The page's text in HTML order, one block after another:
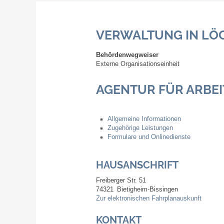
VERWALTUNG IN
Behördenwegweiser
Externe Organisationseinheit
AGENTUR FÜR
Allgemeine Informationen
Zugehörige Leistungen
Formulare und Onlinedienste
HAUSANSCHRIFT
Freiberger Str. 51
74321
Bietigheim-Bissingen
Zur elektronischen Fahrplanauskunft
KONTAKT